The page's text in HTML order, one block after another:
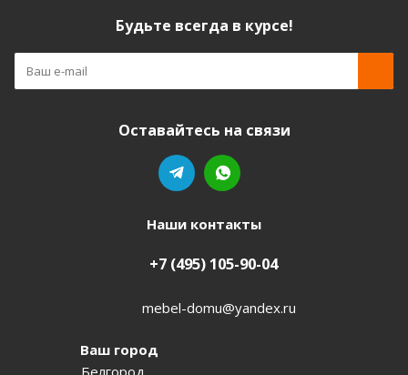
Будьте всегда в курсе!
Оставайтесь на связи
Наши контакты
+7 (495) 105-90-04
mebel-domu@yandex.ru
Ваш город
Белгород